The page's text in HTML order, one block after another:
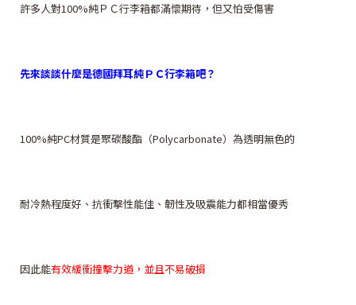
許多人對100%純ＰＣ行李箱都滿懷期待，但又怕受傷害
先來談談什麼是德國拜耳純ＰＣ行李箱吧？
100%純PC材質是聚碳酸酯（Polycarbonate）為透明無色的
耐冷熱程度好、抗衝擊性能佳、韌性及吸震能力都相當優秀
因此能有效緩衝撞擊力道，並且不易破損